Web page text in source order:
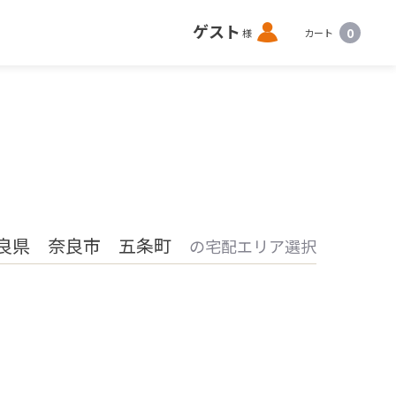
ゲスト 様 ロ
グ
カート 0
県 奈良市 五条町 の宅配エリア選択